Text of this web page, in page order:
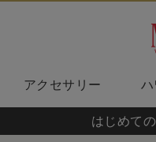
アクセサリー
はじめて